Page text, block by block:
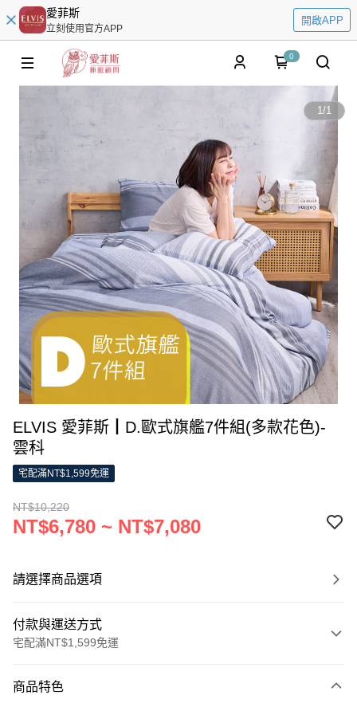
愛菲斯
立刻使用官方APP
開啟APP
0
1/1
ELVIS 愛菲斯┃D.歐式旗艦7件組(多款花色)-
雲科
宅配滿NT$1,599免運
NT$10,220
NT$6,780 ~ NT$7,080
請選擇商品選項
付款與運送方式
宅配滿NT$1,599免運
信用卡一次付款
商品特色